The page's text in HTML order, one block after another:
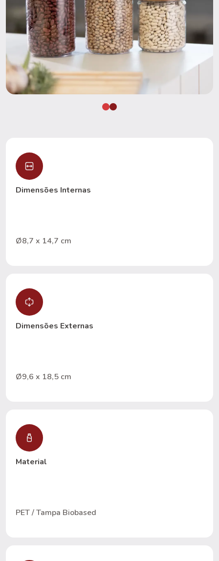
Dimensões Internas
Ø8,7 x 14,7 cm
Dimensões Externas
Ø9,6 x 18,5 cm
Material
PET / Tampa Biobased